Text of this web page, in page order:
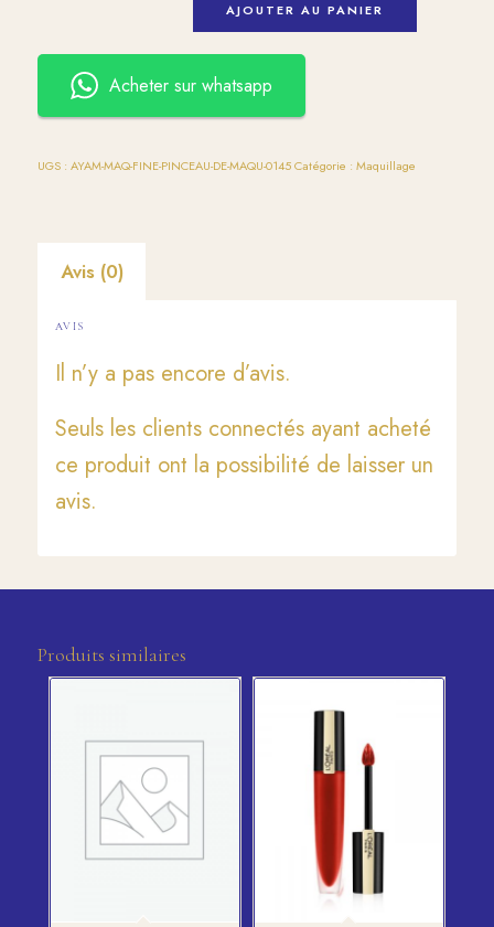
AJOUTER AU PANIER
Acheter sur whatsapp
UGS : AYAM-MAQ-FINE-PINCEAU-DE-MAQU-0145 Catégorie : Maquillage
Avis (0)
AVIS
Il n’y a pas encore d’avis.
Seuls les clients connectés ayant acheté
ce produit ont la possibilité de laisser un
avis.
Produits similaires